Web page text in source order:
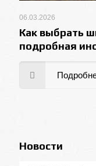
06.03.2026
Как выбрать
подробная
Новости